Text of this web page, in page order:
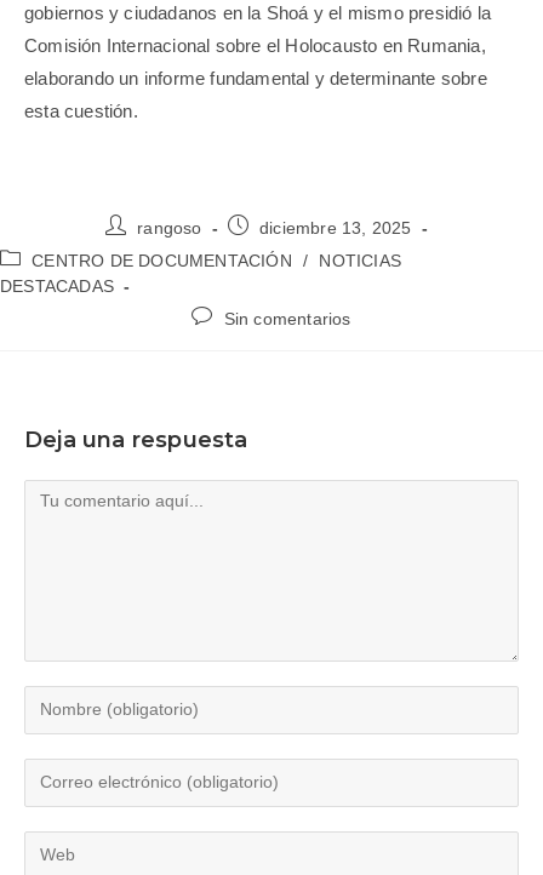
gobiernos y ciudadanos en la Shoá y el mismo presidió la
Comisión Internacional sobre el Holocausto en Rumania,
elaborando un informe fundamental y determinante sobre
esta cuestión.
rangoso
diciembre 13, 2025
CENTRO DE DOCUMENTACIÓN
/
NOTICIAS
DESTACADAS
Sin comentarios
Deja una respuesta